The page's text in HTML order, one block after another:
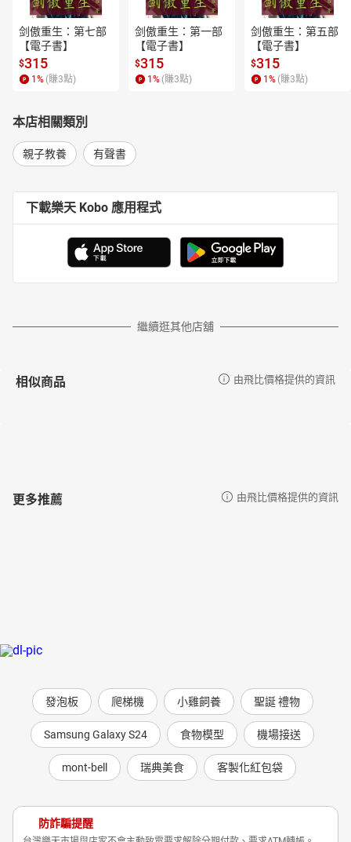
剑傲重生：第七部
【電子書】
$315
1% (賺3點)
剑傲重生：第一部
【電子書】
$315
1% (賺3點)
剑傲重生：第五部
【電子書】
$315
1% (賺3點)
本店相關類別
親子教養 有聲書
下載樂天 Kobo 應用程式
繼續逛其他店舖
相似商品 由飛比價格提供的資訊
更多推薦 由飛比價格提供的資訊
發泡板 爬梯機 小雞飼養 聖誕 禮物
Samsung Galaxy S24 食物模型 機場接送
mont-bell 瑞典美食 客製化紅包袋
防詐騙提醒